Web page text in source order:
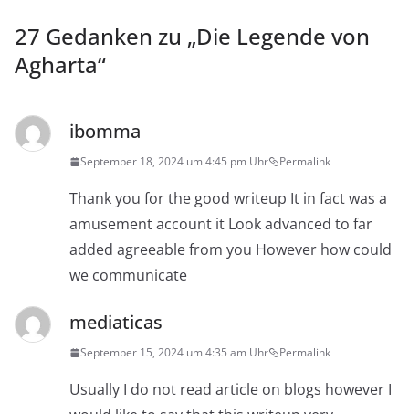
27 Gedanken zu „Die Legende von
Agharta“
ibomma
September 18, 2024 um 4:45 pm Uhr Permalink
Thank you for the good writeup It in fact was a
amusement account it Look advanced to far
added agreeable from you However how could
we communicate
mediaticas
September 15, 2024 um 4:35 am Uhr Permalink
Usually I do not read article on blogs however I